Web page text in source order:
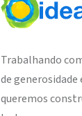
Trabalhando
de
queremos